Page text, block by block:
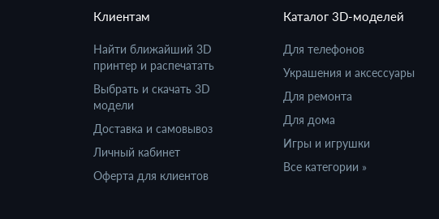
Клиентам
Найти ближайший 3D
принтер и распечатать
Выбрать и скачать 3D
модели
Доставка и самовывоз
Личный кабинет
Оферта для клиентов
Каталог 3D-моделей
Для телефонов
Украшения и аксессуары
Для ремонта
Для дома
Игры и игрушки
Все категории »